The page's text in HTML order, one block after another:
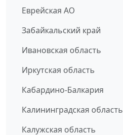
Еврейская АО
Забайкальский край
Ивановская область
Иркутская область
Кабардино-Балкария
Калининградская область
Калужская область